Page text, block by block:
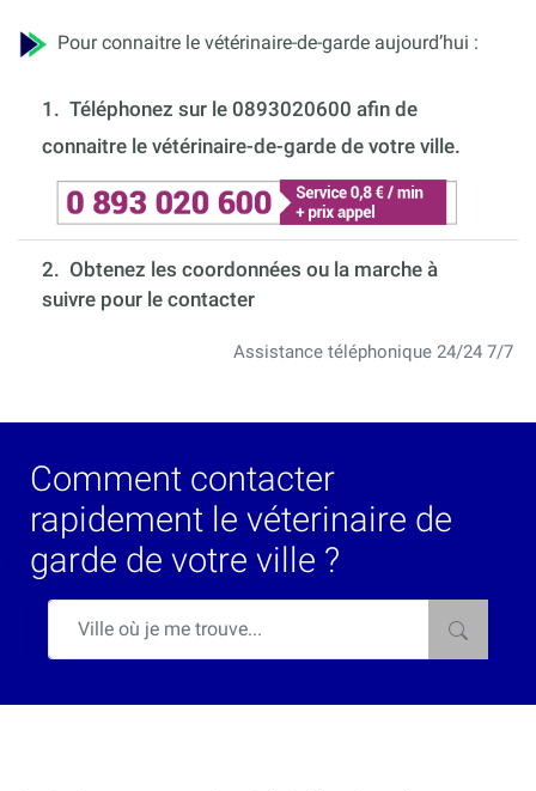
Pour connaitre le vétérinaire-de-garde aujourd’hui :
1. Téléphonez sur le 0893020600 afin de
connaitre le vétérinaire-de-garde de votre ville.
2. Obtenez les coordonnées ou la marche à
suivre pour le contacter
Assistance téléphonique 24/24 7/7
Comment contacter
rapidement le véterinaire de
garde de votre ville ?